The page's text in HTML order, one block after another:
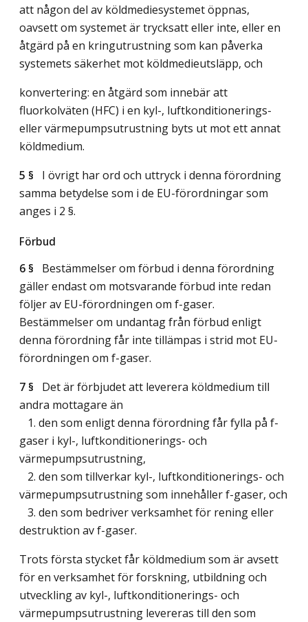
att någon del av köldmediesystemet öppnas,
oavsett om systemet är trycksatt eller inte, eller en
åtgärd på en kringutrustning som kan påverka
systemets säkerhet mot köldmedieutsläpp, och
konvertering: en åtgärd som innebär att
fluorkolväten (HFC) i en kyl-, luftkonditionerings-
eller värmepumpsutrustning byts ut mot ett annat
köldmedium.
5 § I övrigt har ord och uttryck i denna förordning
samma betydelse som i de EU-förordningar som
anges i 2 §.
Förbud
6 § Bestämmelser om förbud i denna förordning
gäller endast om motsvarande förbud inte redan
följer av EU-förordningen om f-gaser.
Bestämmelser om undantag från förbud enligt
denna förordning får inte tillämpas i strid mot EU-
förordningen om f-gaser.
7 § Det är förbjudet att leverera köldmedium till
andra mottagare än
1. den som enligt denna förordning får fylla på f-
gaser i kyl-, luftkonditionerings- och
värmepumpsutrustning,
2. den som tillverkar kyl-, luftkonditionerings- och
värmepumpsutrustning som innehåller f-gaser, och
3. den som bedriver verksamhet för rening eller
destruktion av f-gaser.
Trots första stycket får köldmedium som är avsett
för en verksamhet för forskning, utbildning och
utveckling av kyl-, luftkonditionerings- och
värmepumpsutrustning levereras till den som